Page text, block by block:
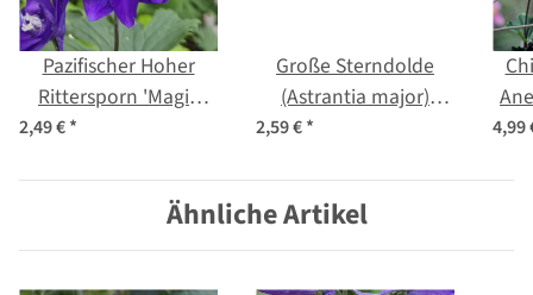
Pazifischer Hoher
Rittersporn 'Magic
Fountains-Dark Blue'
cultorum) Samen
2,49 €*
Große Sterndolde
(Astrantia major)
2,59 €* 4,99
Ähnliche Artikel